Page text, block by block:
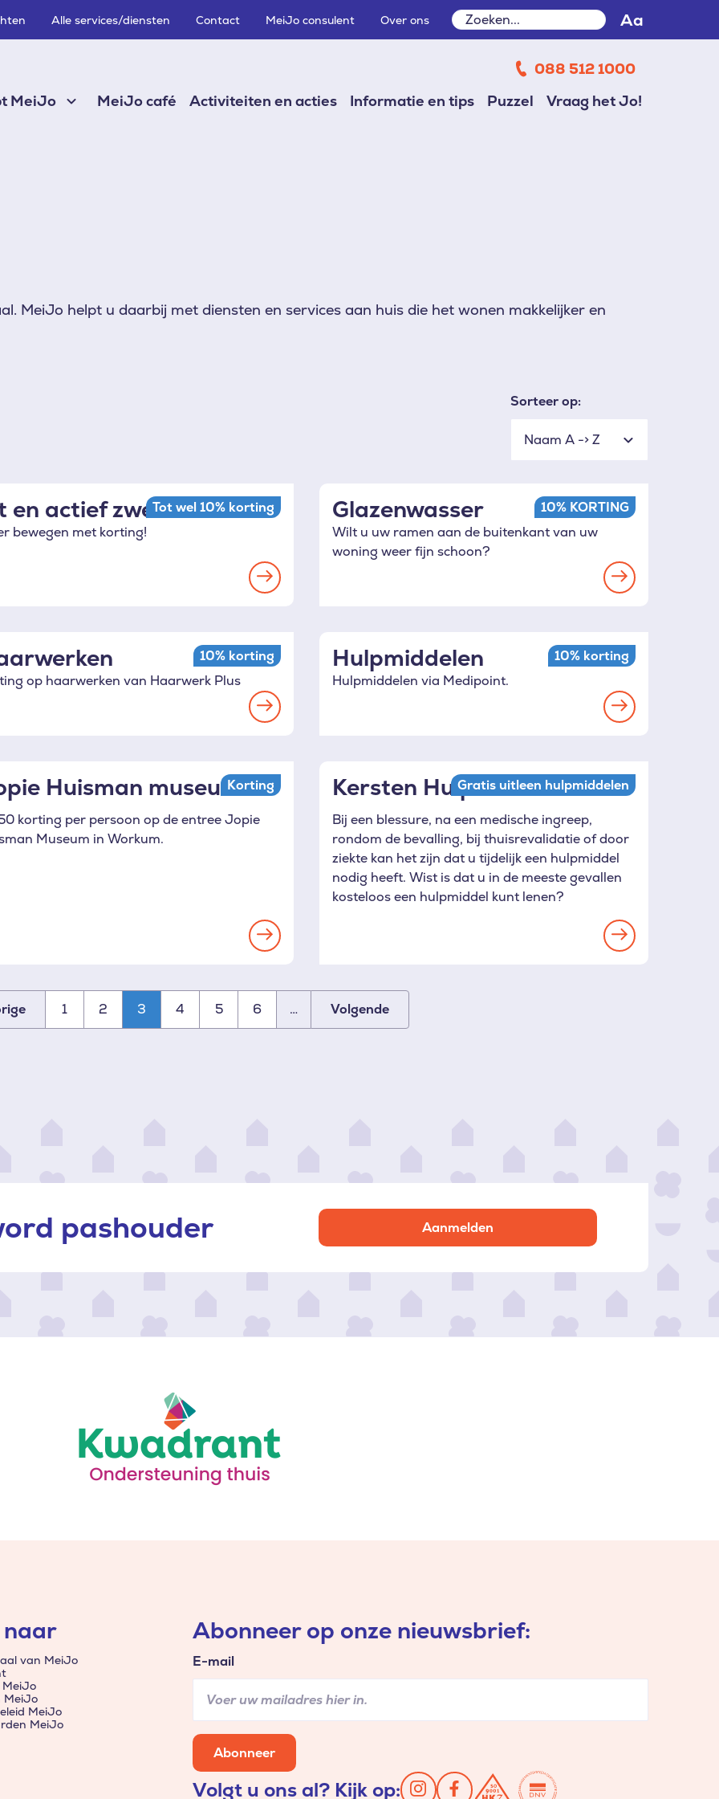
Alle services/diensten Contact MeiJo consulent Over ons
Zoeken
Zoeken Aa
088 512 1000
MeiJo
MeiJo café Activiteiten en acties Informatie en tips Puzzel Vraag het Jo!
MeiJo helpt u daarbij met diensten en services aan huis die het wonen makkelijker en
Sorteer op:
en actief zwemmen
bewegen met korting!
Read
Tot wel 10% korting Glazenwasser
Wilt u uw ramen aan de buitenkant van uw
woning weer fijn schoon?
Read
10% KORTING
op haarwerken van Haarwerk Plus
Read
10% korting Hulpmiddelen
Hulpmiddelen via Medipoint.
Read
10% korting
Huisman museum
korting per persoon op de entree Jopie
Museum in Workum.
Read
Korting Kersten Hulpmiddelen
Bij een blessure, na een medische ingreep,
rondom de bevalling, bij thuisrevalidatie of door
ziekte kan het zijn dat u tijdelijk een hulpmiddel
nodig heeft. Wist is dat u in de meeste gevallen
kosteloos een hulpmiddel kunt lenen?
Read
Gratis uitleen hulpmiddelen
1 2 3 4 5 6 … Volgende
pashouder Aanmelden
naar
van MeiJo
MeiJo
MeiJo
MeiJo
MeiJo
Abonneer op onze nieuwsbrief:
E-mail
Abonneer
Volgt u ons al? Kijk op: